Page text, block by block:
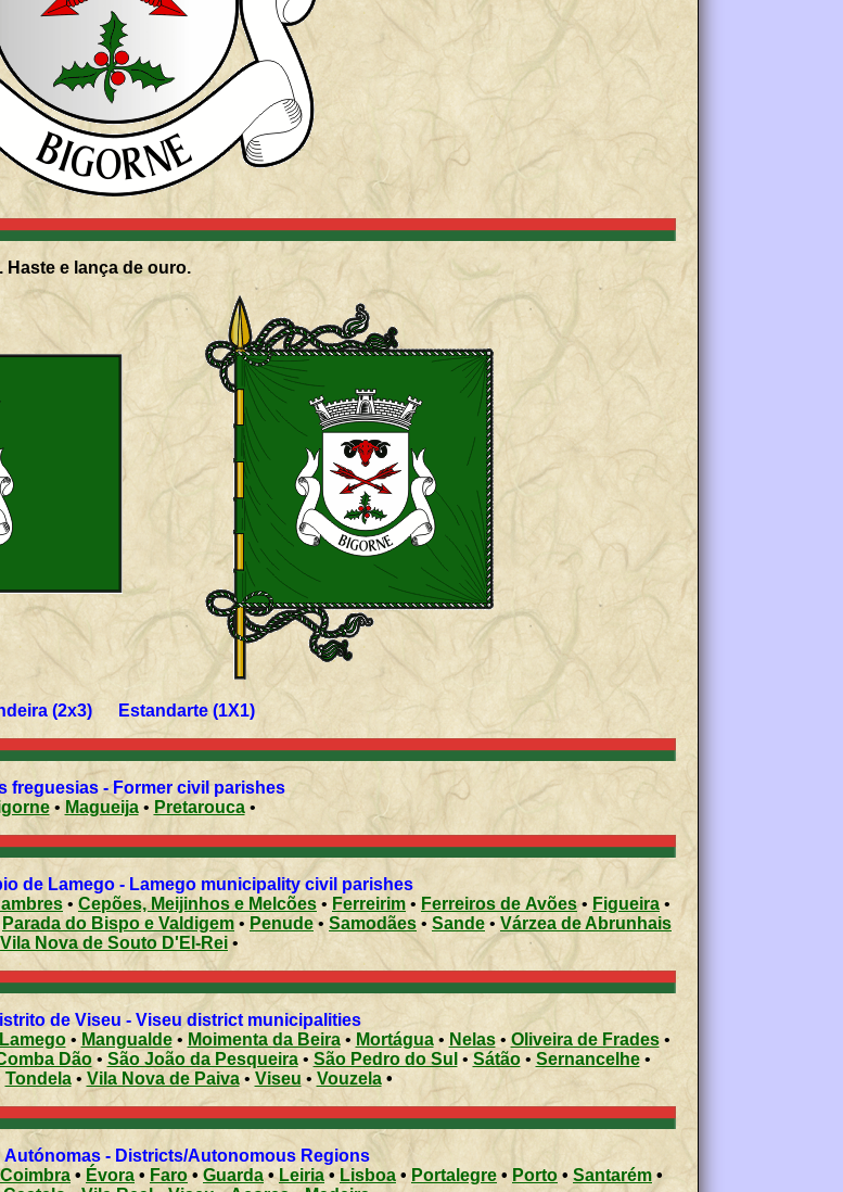
Haste e lança de ouro.
Bandeira (2x3) Estandarte (1X1)
freguesias - Former civil parishes
• Magueija• Pretarouca•
de Lamego - Lamego municipality civil parishes
• Cepões, Meijinhos e Melcões • Ferreirim • Ferreiros de Avões• Figueira •
Parada do Bispo e Valdigem • Penude• Samodães • Sande•Várzea de Abrunhais
Vila Nova de Souto D'El-Rei •
do distrito de Viseu - Viseu district municipalities
Lamego• Mangualde• Moimenta da Beira• Mortágua• Nelas• Oliveira de Frades•
Dão• São João da Pesqueira•São Pedro do Sul •Sátão• Sernancelhe•
Tondela• Vila Nova de Paiva• Viseu • Vouzela •
Distritos/Regiões Autónomas - Districts/Autonomous Regions
Coimbra • Évora • Faro • Guarda•Leiria • Lisboa • Portalegre • Porto • Santarém •